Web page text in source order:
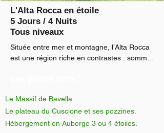
L'Alta Rocca en étoile
5 Jours / 4 Nuits
Tous niveaux
Située entre mer et montagne, l’Alta Rocca
est une région riche en contrastes : sommets
à chaque détour de sentier.
Pour vous immerger pleinement dans cette
Le Massif de Bavella.
Le plateau du Cuscione et ses pozzines.
Hébergement en Auberge 3 ou 4 étoiles.